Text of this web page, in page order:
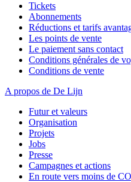
Tickets
Abonnements
Réductions et tarifs
Les points de vente
Le paiement sans contact
Conditions générales de
Conditions de vente
A propos de De Lijn
Futur et valeurs
Organisation
Projets
Jobs
Presse
Campagnes et actions
En route vers moins de